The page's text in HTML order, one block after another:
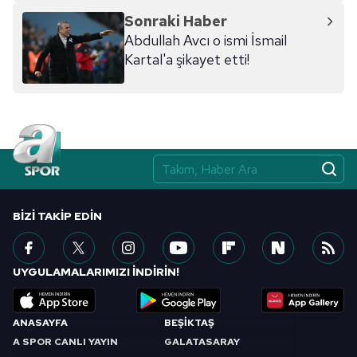
ilgili mevzuata uygun olarak kullanılan çerezlerle ilgili bilgi
almak için lütfentıklayınız.
Sonraki Haber
Abdullah Avcı o ismi İsmail
Kartal'a şikayet etti!
ANASAYFA
A SPOR CANLI YAYIN
BEŞİKTAŞ
GALATASARAY
BIZI TAKIP EDIN
UYGULAMALARIMIZI İNDİRİN!